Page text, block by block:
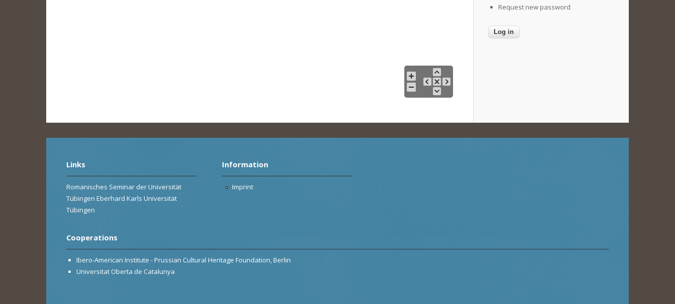
Request new password
Links
Romanisches Seminar der Universität
Tübingen Eberhard Karls Universität
Tübingen
Information
Imprint
Cooperations
Ibero-American Institute - Prussian Cultural Heritage Foundation, Berlin
Universitat Oberta de Catalunya